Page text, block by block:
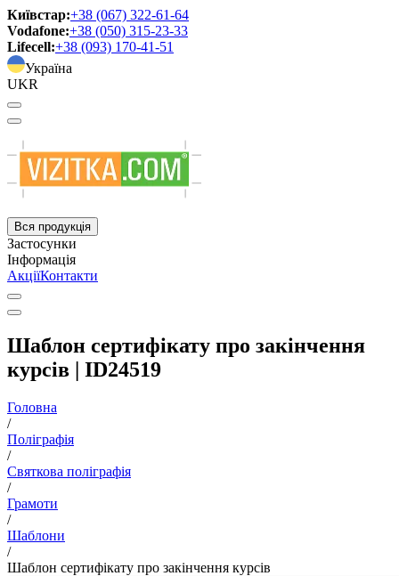
Київстар:+38 (067) 322-61-64
Vodafone:+38 (050) 315-23-33
Lifecell:+38 (093) 170-41-51
Україна
UKR
Вся продукція
Застосунки
Інформація
АкціїКонтакти
Шаблон сертифікату про закінчення
курсів | ID24519
Головна
/
Поліграфія
/
Святкова поліграфія
/
Грамоти
/
Шаблони
/
Шаблон сертифікату про закінчення курсів